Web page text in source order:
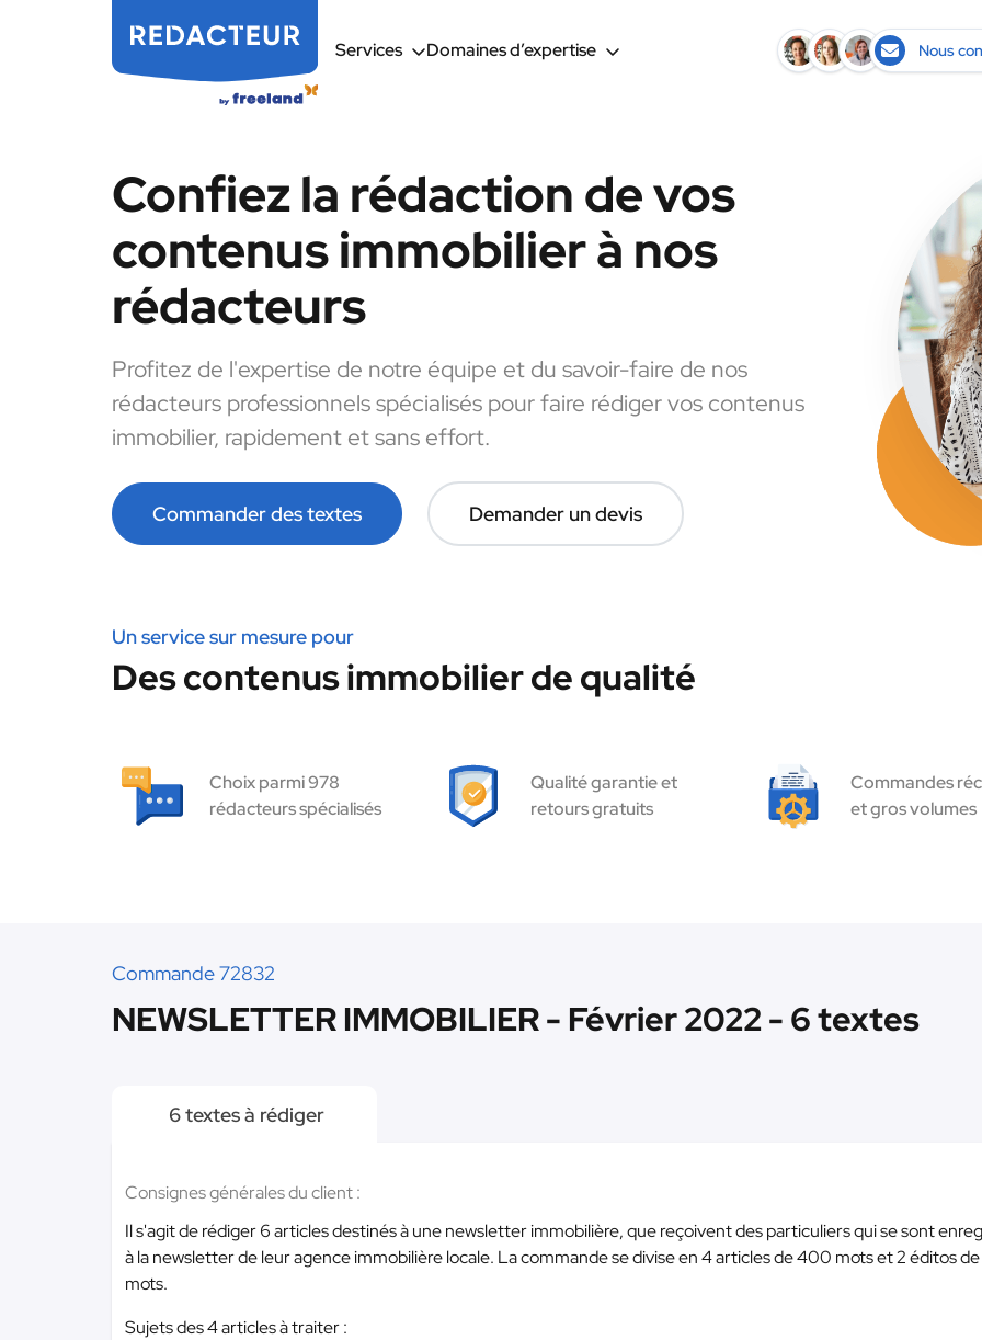
Services Domaines d’expertise Nous
Confiez la rédaction de vos
contenus immobilier à nos
rédacteurs
Profitez de l'expertise de notre équipe et du savoir-faire de nos
rédacteurs professionnels spécialisés pour faire rédiger vos contenus
immobilier, rapidement et sans effort.
Commander des textes Demander un devis
Un service sur mesure pour
Des contenus immobilier de qualité
Choix parmi 978
rédacteurs spécialisés
Qualité garantie et
retours gratuits
Commandes
et gros volumes
Commande 72832
NEWSLETTER IMMOBILIER - Février 2022 - 6 textes
6 textes à rédiger
Consignes générales du client :
Il s'agit de rédiger 6 articles destinés à une newsletter immobilière, que reçoivent des particuliers qui se sont
à la newsletter de leur agence immobilière locale. La commande se divise en 4 articles de 400 mots et 2 éditos
mots.
Sujets des 4 articles à traiter :